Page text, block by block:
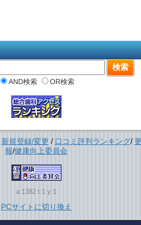
AND検索 OR検索
新規登録/変更 / 口コミ評判ランキング/
報/健康向上委員会
a:1382 t:1 y:1
PCサイトに切り換え